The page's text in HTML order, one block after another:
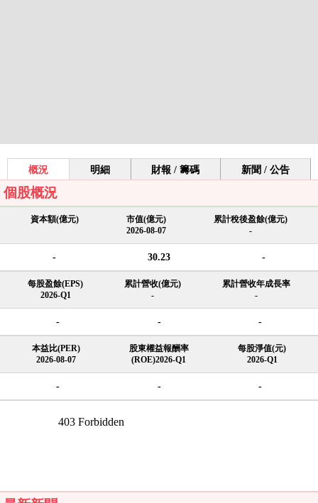
概況 明細 財報 / 籌碼 新聞 / 公告
個股概況
資本額(億元)
市值(億元)
2026-08-07
累計稅後盈餘(億元)
-
- 30.23 -
每股盈餘(EPS)
2026-Q1
累計營收(億元)
-
累計營收年成長率
-
- - -
本益比(PER)
2026-08-07
股東權益報酬率
(ROE)2026-Q1
每股淨值(元)
2026-Q1
- - -